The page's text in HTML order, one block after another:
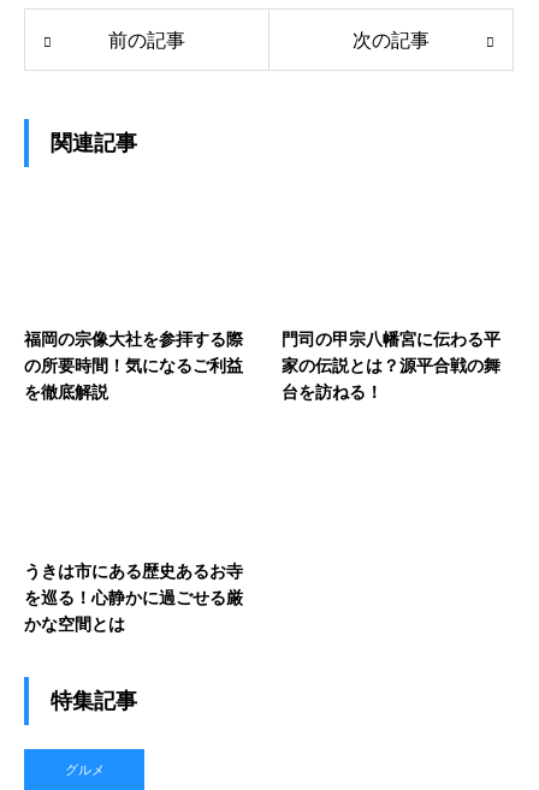
前の記事 次の記事
関連記事
福岡の宗像大社を参拝する際
の所要時間！気になるご利益
を徹底解説
門司の甲宗八幡宮に伝わる平
家の伝説とは？源平合戦の舞
台を訪ねる！
うきは市にある歴史あるお寺
を巡る！心静かに過ごせる厳
かな空間とは
特集記事
グルメ